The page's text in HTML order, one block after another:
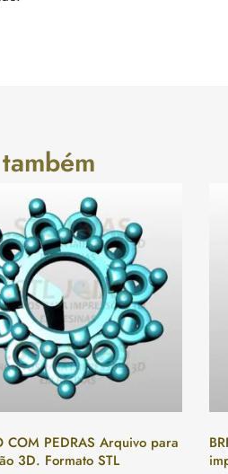
COM PEDRAS Arquivo para
3D. Formato STL